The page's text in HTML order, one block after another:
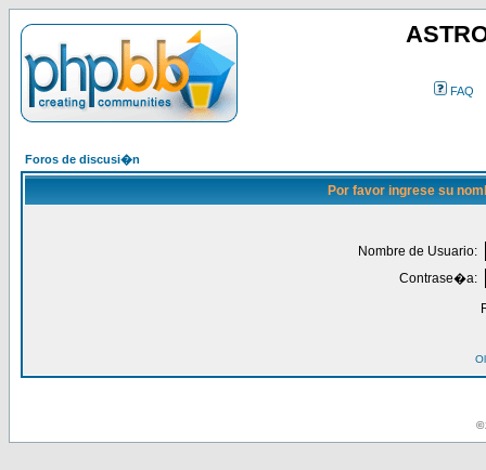
FAQ
Foros de discusi�n
Por favor ingrese su
Nombre de Usuario:
Contrase�a:
©